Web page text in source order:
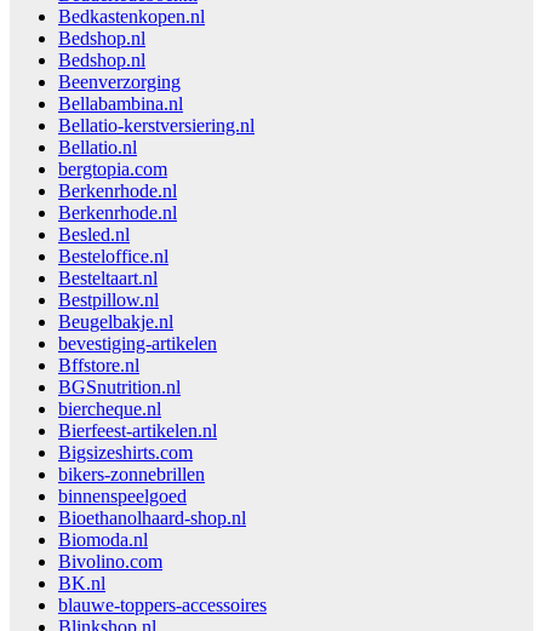
Bedkastenkopen.nl
Bedshop.nl
Bedshop.nl
Beenverzorging
Bellabambina.nl
Bellatio-kerstversiering.nl
Bellatio.nl
bergtopia.com
Berkenrhode.nl
Berkenrhode.nl
Besled.nl
Besteloffice.nl
Besteltaart.nl
Bestpillow.nl
Beugelbakje.nl
bevestiging-artikelen
Bffstore.nl
BGSnutrition.nl
biercheque.nl
Bierfeest-artikelen.nl
Bigsizeshirts.com
bikers-zonnebrillen
binnenspeelgoed
Bioethanolhaard-shop.nl
Biomoda.nl
Bivolino.com
BK.nl
blauwe-toppers-accessoires
Blinkshop.nl